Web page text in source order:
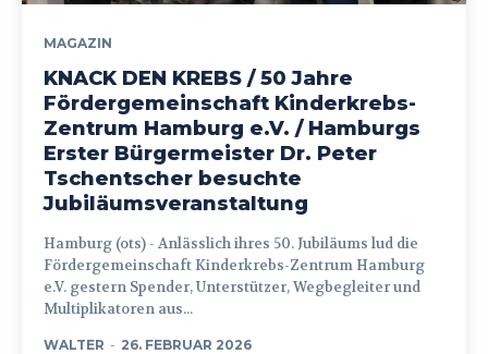
MAGAZIN
KNACK DEN KREBS / 50 Jahre
Fördergemeinschaft Kinderkrebs-
Zentrum Hamburg e.V. / Hamburgs
Erster Bürgermeister Dr. Peter
Tschentscher besuchte
Jubiläumsveranstaltung
Hamburg (ots) - Anlässlich ihres 50. Jubiläums lud die
Fördergemeinschaft Kinderkrebs-Zentrum Hamburg
e.V. gestern Spender, Unterstützer, Wegbegleiter und
Multiplikatoren aus...
WALTER - 26. FEBRUAR 2026